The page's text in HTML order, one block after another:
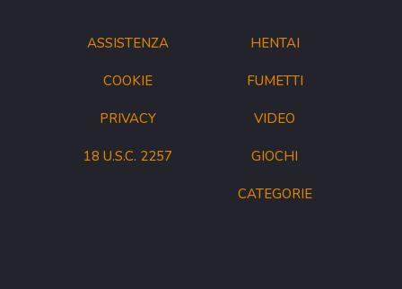
ASSISTENZA
COOKIE
PRIVACY
18 U.S.C. 2257
HENTAI
FUMETTI
VIDEO
GIOCHI
CATEGORIE